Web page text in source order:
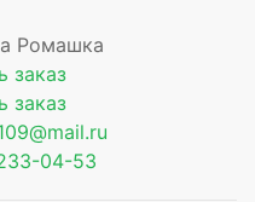
Ромашка
заказ
заказ
04-53